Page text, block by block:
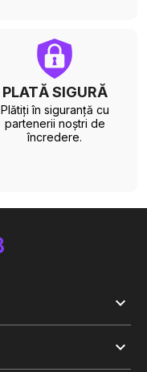
PLATĂ SIGURĂ
Plătiți în siguranță cu
partenerii noștri de
încredere.

